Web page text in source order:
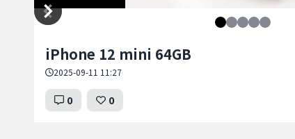
iPhone 12 mini 64GB
2025-09-11 11:27
0 0